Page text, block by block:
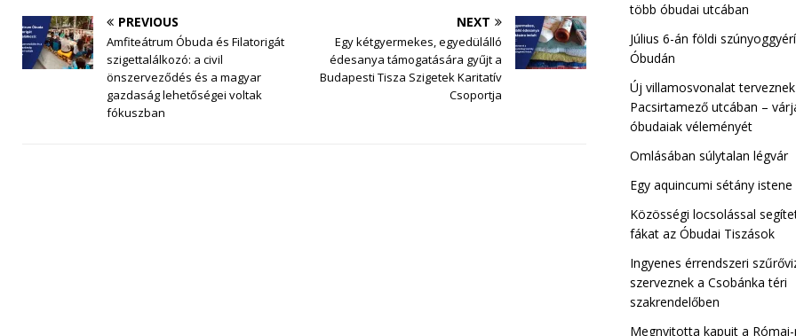
PREVIOUS
Amfiteátrum Óbuda és Filatorigát
szigettalálkozó: a civil
önszerveződés és a magyar
gazdaság lehetőségei voltak
fókuszban
NEXT
Egy kétgyermekes, egyedülálló
édesanya támogatására gyűjt a
Budapesti Tisza Szigetek Karitatív
Csoportja
több óbudai utcában
Július 6-án földi
Óbudán
Új villamosvonalat
Pacsirtamező utcában –
óbudaiak véleményét
Omlásában súlytalan légvár
Egy aquincumi sétány istene
Közösségi locsolással
fákat az Óbudai Tiszások
Ingyenes érrendszeri
szerveznek a Csobánka téri
szakrendelőben
Megnyitotta kapuit a